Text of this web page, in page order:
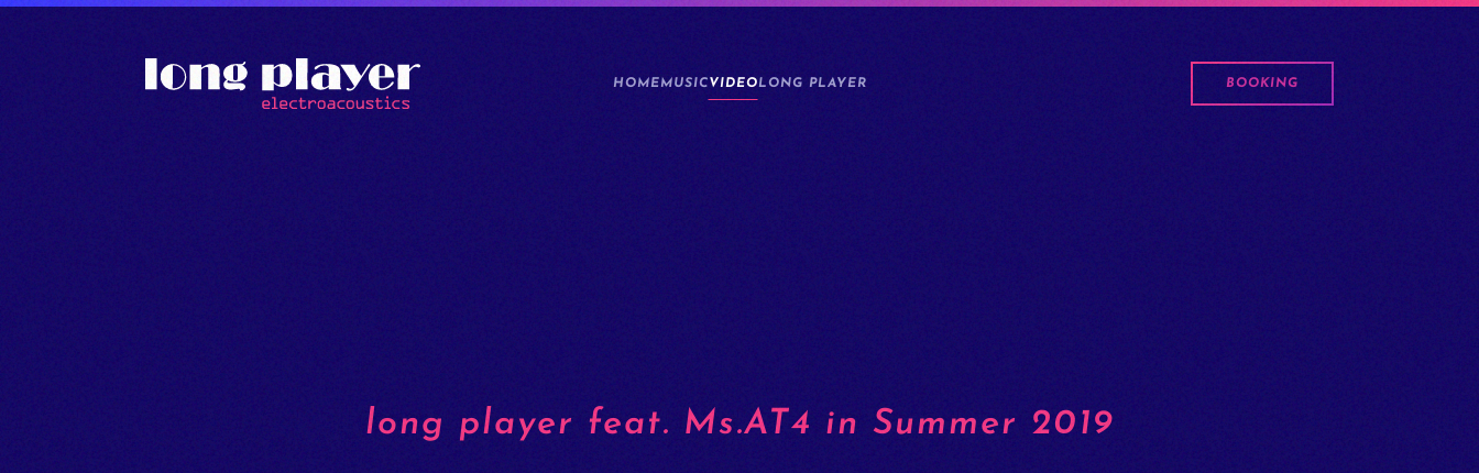
HOMEMUSICVIDEOLONG PLAYER BOOKING
long player feat. Ms.AT4 in Summer 2019